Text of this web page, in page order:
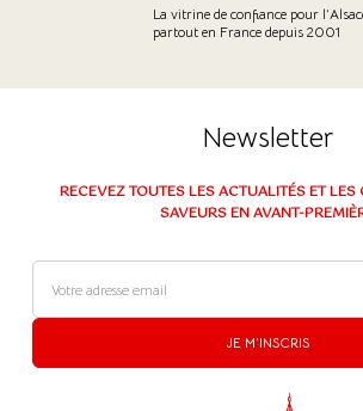
La vitrine de confiance pour
partout en France depuis 2001
Newsletter
RECEVEZ TOUTES LES ACTUALITÉS ET
SAVEURS EN AVANT-
JE M'INSCRIS